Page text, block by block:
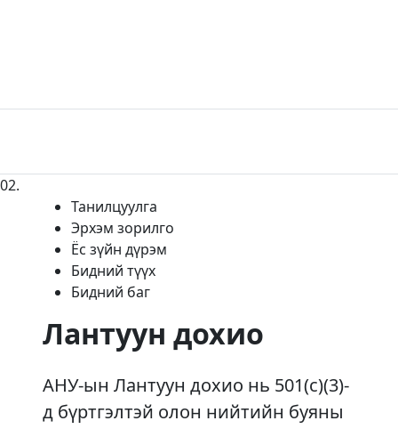
02.
Танилцуулга
Эрхэм зорилго
Ёс зүйн дүрэм
Бидний түүх
Бидний баг
Лантуун дохио
АНУ-ын Лантуун дохио нь 501(c)(3)-
д бүртгэлтэй олон нийтийн буяны